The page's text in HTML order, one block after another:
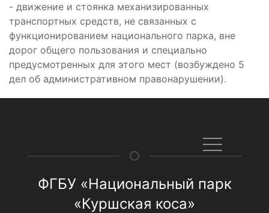
- движение и стоянка механизированных
транспортных средств, не связанных с
функционированием национального парка, вне
дорог общего пользования и специально
предусмотренных для этого мест (возбуждено 5
дел об административном правонарушении).
ФГБУ «Национальный парк
«Куршская коса»